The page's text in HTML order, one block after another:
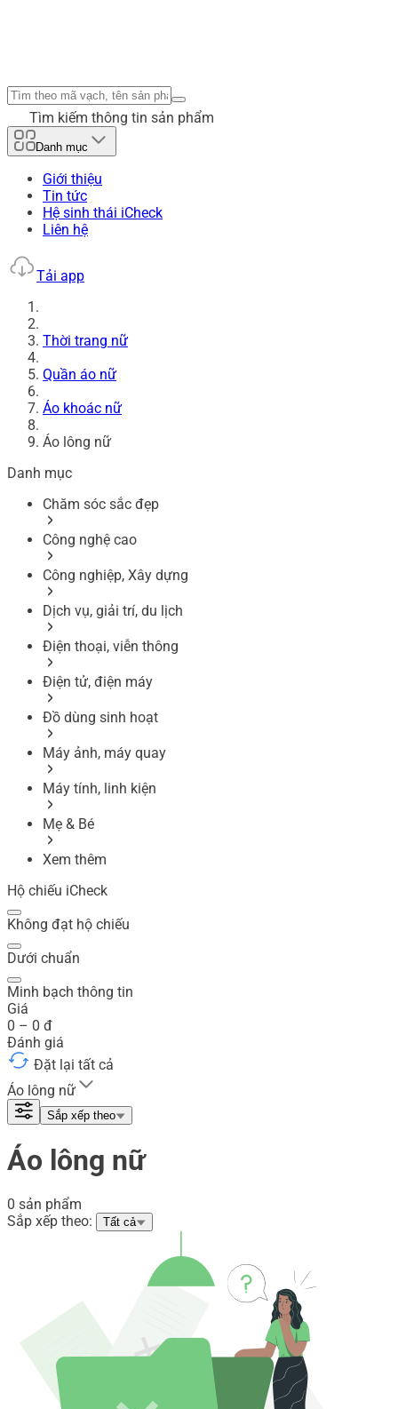
Tìm kiếm thông tin sản phẩm
Danh mục
Giới thiệu
Tin tức
Hệ sinh thái iCheck
Liên hệ
Tải app
Thời trang nữ
Quần áo nữ
Áo khoác nữ
Áo lông nữ
Danh mục
Chăm sóc sắc đẹp
Công nghệ cao
Công nghiệp, Xây dựng
Dịch vụ, giải trí, du lịch
Điện thoại, viễn thông
Điện tử, điện máy
Đồ dùng sinh hoạt
Máy ảnh, máy quay
Máy tính, linh kiện
Mẹ & Bé
Xem thêm
Hộ chiếu iCheck
Không đạt hộ chiếu
Dưới chuẩn
Minh bạch thông tin
Giá
0 – 0 đ
Đánh giá
Đặt lại tất cả
Áo lông nữ
Sắp xếp theo
Áo lông nữ
0 sản phẩm
Sắp xếp theo:
Tất cả